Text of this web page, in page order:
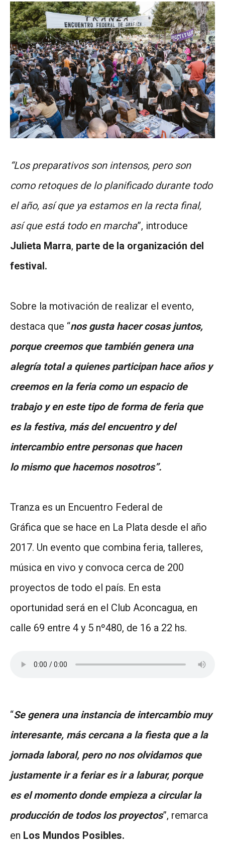
“Los preparativos son intensos, pero son
como retoques de lo planificado durante todo
el año, así que ya estamos en la recta final,
así que está todo en marcha”, introduce
Julieta Marra, parte de la organización del
festival.
Sobre la motivación de realizar el evento,
destaca que “nos gusta hacer cosas juntos,
porque creemos que también genera una
alegría total a quienes participan hace años y
creemos en la feria como un espacio de
trabajo y en este tipo de forma de feria que
es la festiva, más del encuentro y del
intercambio entre personas que hacen
lo mismo que hacemos nosotros”.
Tranza es un Encuentro Federal de
Gráfica que se hace en La Plata desde el año
2017. Un evento que combina feria, talleres,
música en vivo y convoca cerca de 200
proyectos de todo el país. En esta
oportunidad será en el Club Aconcagua, en
calle 69 entre 4 y 5 nº480, de 16 a 22 hs.
“Se genera una instancia de intercambio muy
interesante, más cercana a la fiesta que a la
jornada laboral, pero no nos olvidamos que
justamente ir a feriar es ir a laburar, porque
es el momento donde empieza a circular la
producción de todos los proyectos”, remarca
en Los Mundos Posibles.